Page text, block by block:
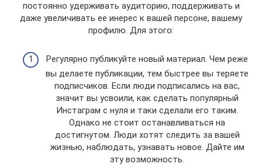
постоянно удерживать аудиторию, поддерживать и
даже увеличивать ее инерес к вашей персоне, вашему
профилю. Для этого:
Регулярно публикуйте новый материал. Чем реже
вы делаете публикации, тем быстрее вы теряете
подписчиков. Если люди подписались на вас,
значит вы усвоили, как сделать популярный
Инстаграм с нуля и таки сделали его таким.
Однако не стоит останавливаться на
достигнутом. Люди хотят следить за вашей
жизнью, наблюдать, узнавать новое. Дайте им
эту возможность.